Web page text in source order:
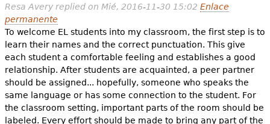
Resa Averyreplied on Mié, 2016-11-30 15:02 Enlace
permanente
To welcome EL students into my classroom, the first step is to
learn their names and the correct punctuation. This give
each student a comfortable feeling and establishes a good
relationship. After students are acquainted, a peer partner
should be assigned... hopefully, someone who speaks the
same language or has some connection to the student. For
the classroom setting, important parts of the room should be
labeled. Every effort should be made to bring any part of the